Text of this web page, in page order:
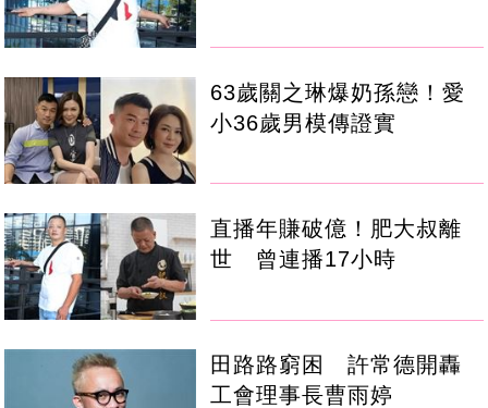
63歲關之琳爆奶孫戀！愛
小36歲男模傳證實
直播年賺破億！肥大叔離
世 曾連播17小時
田路路窮困 許常德開轟
工會理事長曹雨婷